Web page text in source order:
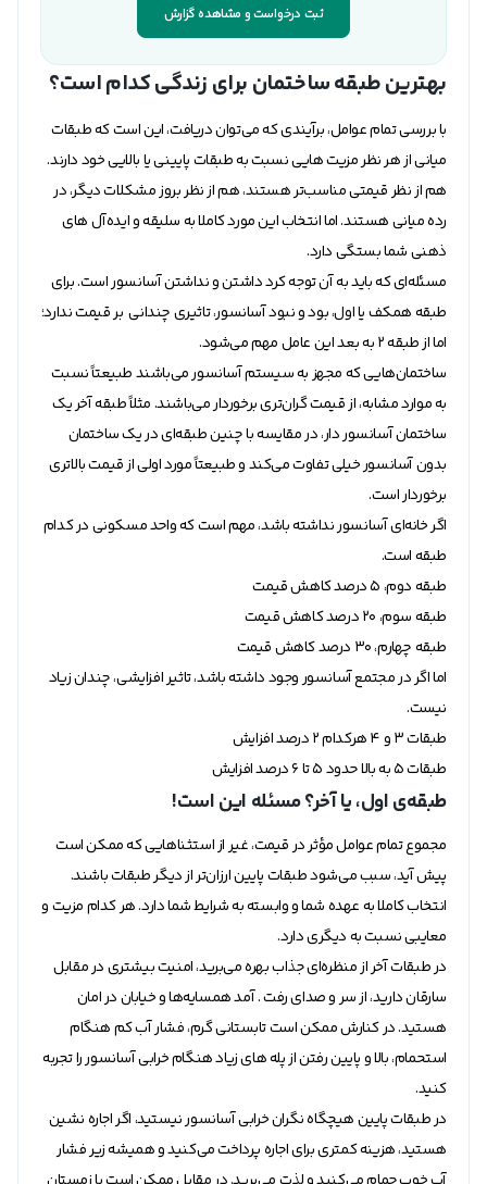
ثبت درخواست و مشاهده گزارش
بهترین طبقه ساختمان برای زندگی کدام است؟
با بررسی تمام عوامل، برآیندی که می‌توان دریافت، این است که طبقات
میانی از هر نظر مزیت هایی نسبت به طبقات پایینی یا بالایی خود دارند.
هم از نظر قیمتی مناسب‌تر هستند، هم از نظر بروز مشکلات دیگر، در
رده میانی هستند. اما انتخاب این مورد کاملا به سلیقه و ایده‌آل های
ذهنی شما بستگی دارد.
مسئله‌ای که باید به آن توجه کرد داشتن و نداشتن آسانسور است. برای
طبقه همکف یا اول، بود و نبود آسانسور، تاثیری چندانی بر قیمت ندارد؛
اما از طبقه ۲ به بعد این عامل مهم می‌شود.
ساختمان‌هایی که مجهز به سیستم آسانسور می‌باشند طبیعتاً نسبت
به موارد مشابه، از قیمت گران‌تری برخوردار می‌باشند. مثلاً طبقه آخر یک
ساختمان آسانسور دار، در مقایسه با چنین طبقه‌ای در یک ساختمان
بدون آسانسور خیلی تفاوت می‌کند و طبیعتاً مورد اولی از قیمت بالاتری
برخوردار است.
اگر خانه‌ای آسانسور نداشته باشد، مهم است که واحد مسکونی در کدام
طبقه است.
طبقه دوم، ۵ درصد کاهش قیمت
طبقه سوم، ۲۰ درصد کاهش قیمت
طبقه چهارم، ۳۰ درصد کاهش قیمت
اما اگر در مجتمع آسانسور وجود داشته باشد، تاثیر افزایشی، چندان زیاد
نیست.
طبقات ۳ و ۴ هرکدام ۲ درصد افزایش
طبقات ۵ به بالا حدود ۵ تا ۶ درصد افزایش
طبقه‌ی اول، یا آخر؟ مسئله این است!
مجموع تمام عوامل مؤثر در قیمت، غیر از استثناهایی که ممکن است
پیش آید، سبب می‌شود طبقات پایین ارزان‌تر از دیگر طبقات باشند.
انتخاب کاملا به عهده شما و وابسته به شرایط شما دارد. هر کدام مزیت و
معایبی نسبت به دیگری دارد.
در طبقات آخر از منظره‌ای جذاب بهره می‌برید، امنیت بیشتری در مقابل
سارقان دارید، از سر و صدای رفت . آمد همسایه‌ها و خیابان در امان
هستید. در کنارش ممکن است تابستانی گرم، فشار آب کم هنگام
استحمام، بالا و پایین رفتن از پله های زیاد هنگام خرابی آسانسور را تجربه
کنید.
در طبقات پایین هیچگاه نگران خرابی آسانسور نیستید، اگر اجاره نشین
هستید، هزینه کمتری برای اجاره پرداخت می‌کنید و همیشه زیر فشار